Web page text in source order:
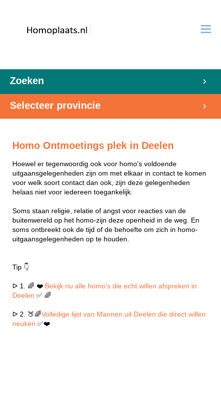
Zoeken
Selecteer provincie
Homo Ontmoetings plek in Deelen
Hoewel er tegenwoordig ook voor homo's voldoende
uitgaansgelegenheden zijn om met elkaar in contact te komen
voor welk soort contact dan ook, zijn deze gelegenheden
helaas niet voor iedereen toegankelijk.
Soms staan religie, relatie of angst voor reacties van de
buitenwereld op het homo-zijn deze openheid in de weg. En
soms ontbreekt ook de tijd of de behoefte om zich in homo-
uitgaansgelegenheden op te houden.
Tip 👇
ᐅ 1. 🌈 ❤️ Bekijk nu alle homo's die echt willen afspreken in
Deelen ✅ 🌈
ᐅ 2. 🍑🌈Volledige lijst van Mannen uit Deelen die direct willen
neuken ✅❤️